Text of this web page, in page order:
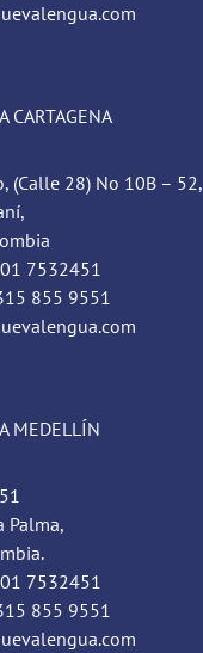
CARTAGENA
(Calle 28) No 10B – 52,
7532451
855 9551
MEDELLÍN
Palma,
7532451
855 9551